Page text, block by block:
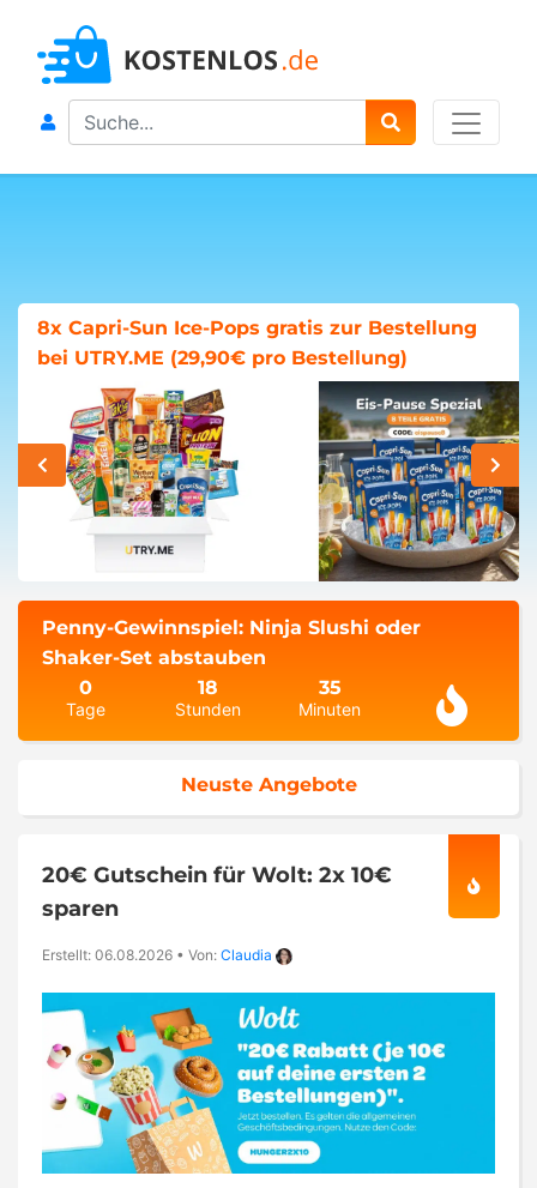
Search
8x Capri-Sun Ice-Pops gratis zur Bestellung
bei UTRY.ME (29,90€ pro Bestellung)
Penny-Gewinnspiel: Ninja Slushi oder
Shaker-Set abstauben
0
Tage
18
Stunden
35
Minuten
Neuste Angebote
20€ Gutschein für Wolt: 2x 10€
sparen
Erstellt: 06.08.2026 • Von: Claudia